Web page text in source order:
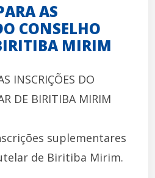
AS
CONSELHO
MIRIM
INSCRIÇÕES DO
DE BIRITIBA MIRIM
suplementares
de Biritiba Mirim.